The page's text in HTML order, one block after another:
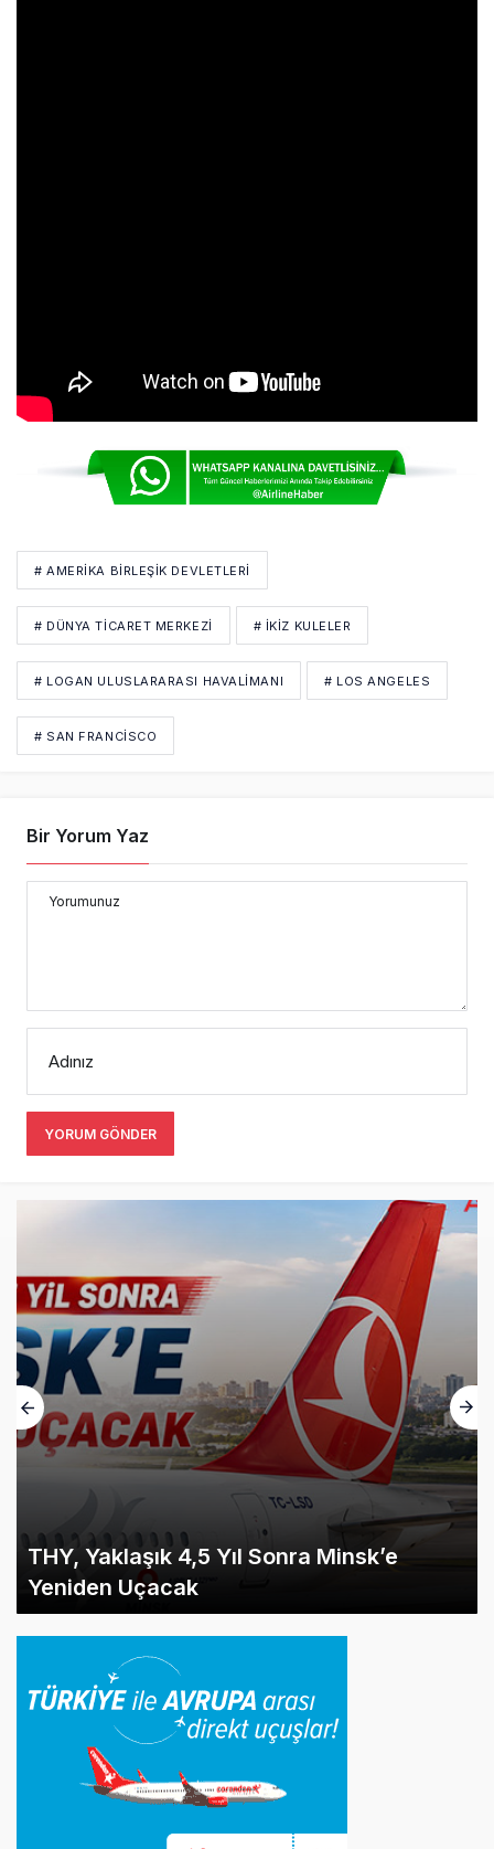
# AMERIKA BIRLEŞIK DEVLETLERI
# DÜNYA TICARET MERKEZI # IKIZ KULELER
# LOGAN ULUSLARARASI HAVALIMANI # LOS ANGELES
# SAN FRANCISCO
Bir Yorum Yaz
Yorumunuz
Adınız
YORUM GÖNDER
THY, Yaklaşık 4,5 Yıl Sonra Minsk’e
Yeniden Uçacak